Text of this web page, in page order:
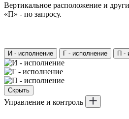
Вертикальное расположение и
«П» - по запросу.
И - исполнение Г - исполнение П -
Скрыть
Управление и контроль